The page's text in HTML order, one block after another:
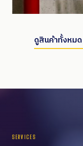
ดูสินค้าทั้งหม
SERVICES